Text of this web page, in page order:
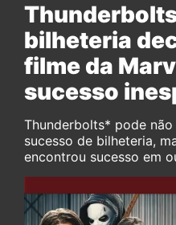
bilheteria
filme da
sucesso
Thunderbolts* pode
sucesso de bilheteria,
encontrou sucesso em